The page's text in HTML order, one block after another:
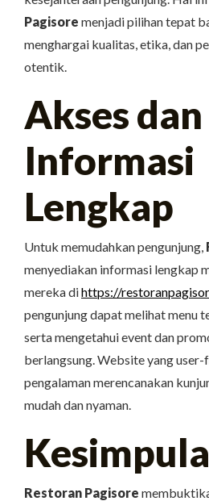
Pagisore menjadi pilihan tepat
menghargai kualitas, etika, dan
otentik.
Akses dan
Informasi
Lengkap
Untuk memudahkan pengunjung,
menyediakan informasi lengkap
mereka dihttps://
pengunjung dapat melihat menu
serta mengetahui event dan
berlangsung. Website yang
pengalaman merencanakan
mudah dan nyaman.
Restoran Pagisore